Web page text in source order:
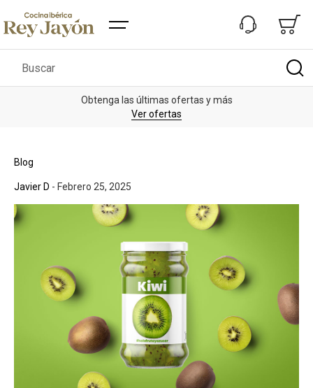
Buscar
Obtenga las últimas ofertas y más
Ver ofertas
Blog
Javier D - Febrero 25, 2025